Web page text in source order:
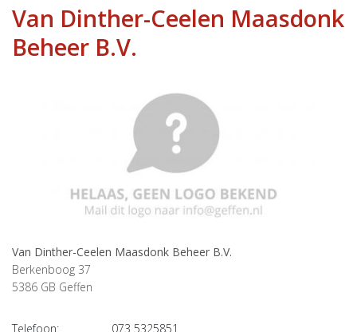
Van Dinther-Ceelen Maasdonk
Beheer B.V.
Van Dinther-Ceelen Maasdonk Beheer B.V.
Berkenboog 37
5386 GB Geffen
Telefoon: 073 5325851